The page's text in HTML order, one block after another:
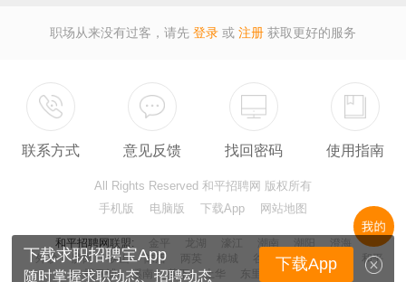
职场从来没有过客，请先 登录 或 注册 获取更好的服务
联系方式 意见反馈 找回密码 使用指南
All Rights Reserved 和平招聘网 版权所有
手机版
电脑版 下载App 网站地图
和平招聘网联盟: 金平 龙湖 濠江 潮南
澄海
外砂
胪岗 峡山 陈店 两英 棉城 谷饶 贵屿 铜盂
和平
司马浦
溪南 莲下 上华 东里 百科 哪里
下载求职招聘宝App
随时掌握求职动态、招聘动态
下载App